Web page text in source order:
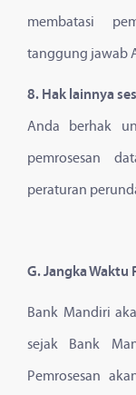
membatasi
tanggung jawab
8. Hak lainnya
Anda berhak
pemrosesan
peraturan
G. Jangka Waktu
Bank Mandiri
sejak Bank
Pemrosesan